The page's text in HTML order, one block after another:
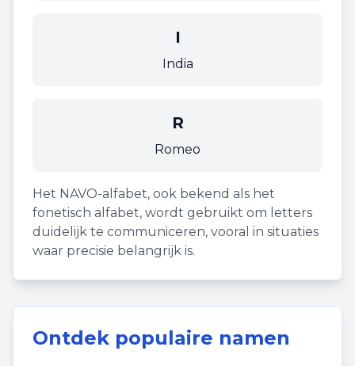
I
India
R
Romeo
Het NAVO-alfabet, ook bekend als het
fonetisch alfabet, wordt gebruikt om letters
duidelijk te communiceren, vooral in situaties
waar precisie belangrijk is.
Ontdek populaire namen